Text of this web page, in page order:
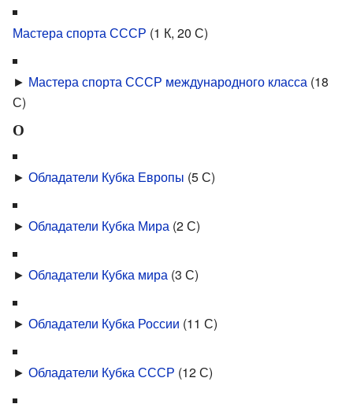
Мастера спорта СССР (1 К, 20 С)
► Мастера спорта СССР международного класса (18
С)
О
► Обладатели Кубка Европы (5 С)
► Обладатели Кубка Мира (2 С)
► Обладатели Кубка мира (3 С)
► Обладатели Кубка России (11 С)
► Обладатели Кубка СССР (12 С)